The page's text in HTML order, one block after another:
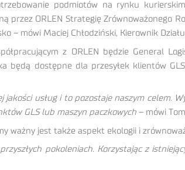
podmiotów na rynku
przez ORLEN Strategię Zrównoważonego
– mówi Maciej Chłodziński, Kierownik
z ORLEN będzie General
będą dostępne dla przesyłek klientów
jakości usług i to pozostaje naszym celem.
GLS lub maszyn paczkowych – mówi
ważny jest także aspekt ekologii i
pokoleniach. Korzystając z